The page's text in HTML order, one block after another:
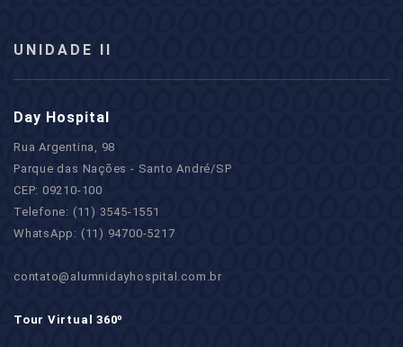
UNIDADE II
Day Hospital
Rua Argentina, 98
Parque das Nações - Santo André/SP
CEP: 09210-100
Telefone: (11) 3545-1551
WhatsApp: (11) 94700-5217
contato@alumnidayhospital.com.br
Tour Virtual 360º